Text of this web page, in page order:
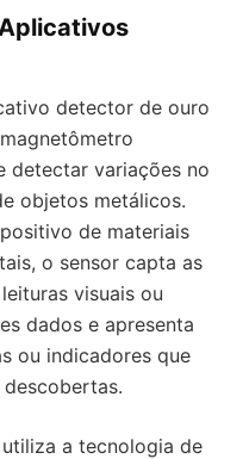
detector de ouro
detectar variações no
objetos metálicos.
de materiais
o sensor capta as
visuais ou
dados e apresenta
ou indicadores que
a tecnologia de